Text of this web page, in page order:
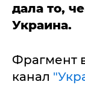
дала то,
Украина.
Фрагмент
канал